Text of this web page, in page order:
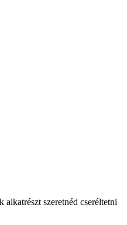
szeretnéd cseréltetni